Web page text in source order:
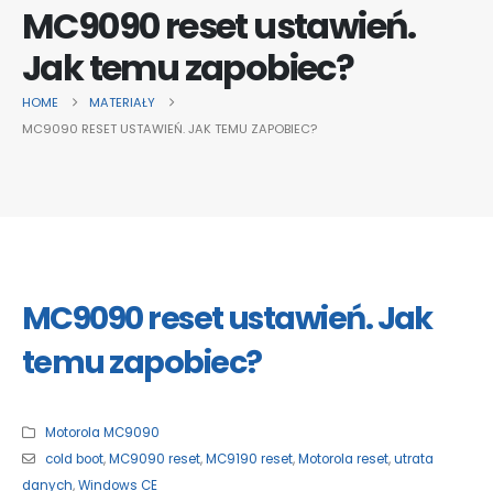
MC9090 reset ustawień.
Jak temu zapobiec?
HOME
MATERIAŁY
MC9090 RESET USTAWIEŃ. JAK TEMU ZAPOBIEC?
MC9090 reset ustawień. Jak
temu zapobiec?
Motorola MC9090
cold boot,MC9090 reset,MC9190 reset,Motorola reset,utrata
danych,Windows CE